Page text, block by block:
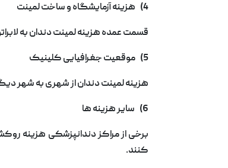
4) هزینه آزمایشگاه و ساخت لمینت
قسمت عمده هزینه لمینت دندان به
5) موقعیت جغرافیایی کلینیک
هزینه لمینت دندان از شهری به شهر
6) سایر هزینه ها
برخی از مراکز دندانپزشکی هزینه
کنند.